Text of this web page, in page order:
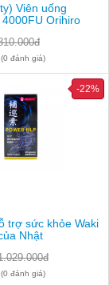
sau ăn và
Viên uống
Orihiro
(0 đánh giá)
trợ sức khỏe Waki
Nhật
-22%
(0 đánh giá)